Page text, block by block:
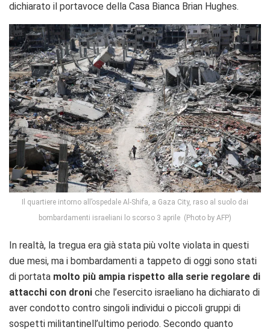
dichiarato il portavoce della Casa Bianca Brian Hughes.
Il quartiere intorno all’ospedale Al-Shifa, a Gaza City, raso al suolo dai
bombardamenti israeliani lo scorso 3 aprile (Photo by AFP)
In realtà, la tregua era già stata più volte violata in questi
due mesi, ma i bombardamenti a tappeto di oggi sono stati
di portata molto più ampia rispetto alla serie regolare di
attacchi con droni che l’esercito israeliano ha dichiarato di
aver condotto contro singoli individui o piccoli gruppi di
sospetti militantinell’ultimo periodo. Secondo quanto